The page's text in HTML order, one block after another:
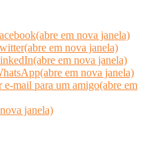
em nova janela)
em nova janela)
em nova janela)
em nova janela)
mail para um amigo(abre em
janela)